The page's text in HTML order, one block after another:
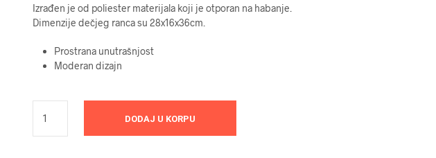
Izrađen je od poliester materijala koji je otporan na habanje.
Dimenzije dečjeg ranca su 28x16x36cm.
Prostrana unutrašnjost
Moderan dizajn
DODAJ U KORPU